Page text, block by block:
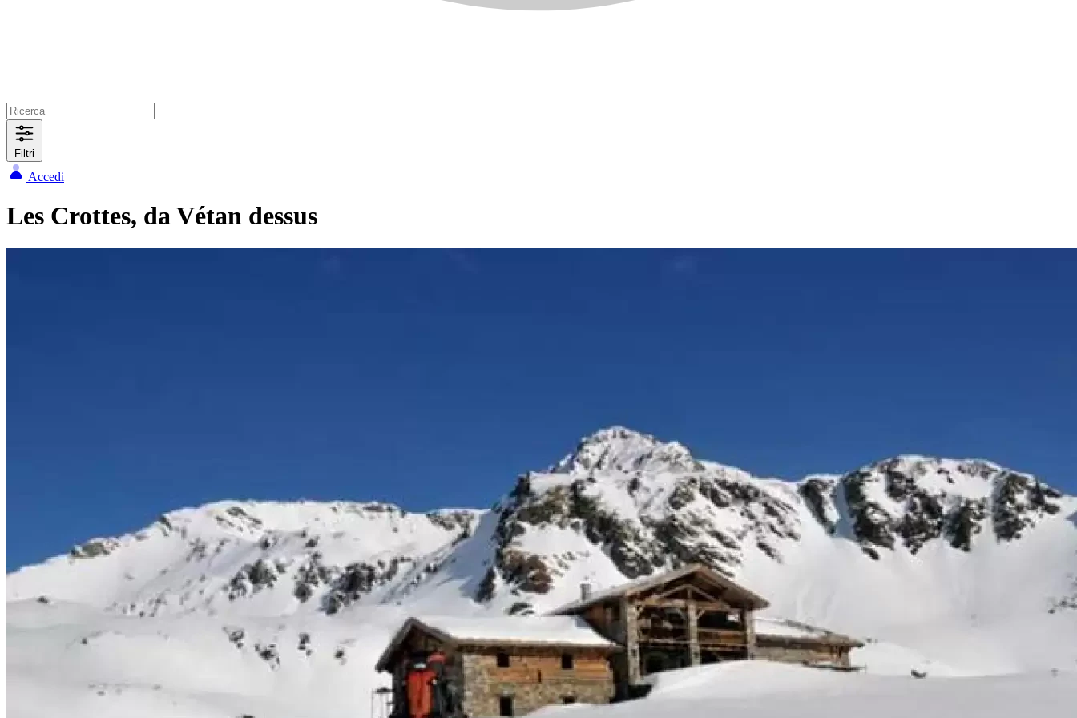
Filtri
Accedi
Les Crottes, da Vétan dessus